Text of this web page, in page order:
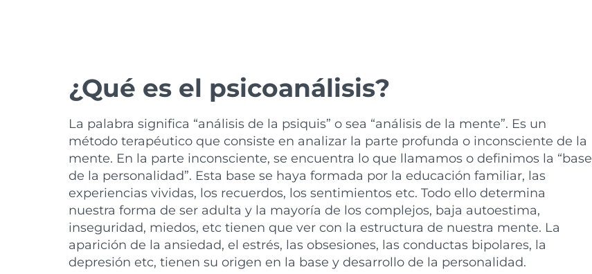
¿Qué es el psicoanálisis?
La palabra significa “análisis de la psiquis” o sea “análisis de la mente”. Es un
método terapéutico que consiste en analizar la parte profunda o inconsciente de la
mente. En la parte inconsciente, se encuentra lo que llamamos o definimos la “base
de la personalidad”. Esta base se haya formada por la educación familiar, las
experiencias vividas, los recuerdos, los sentimientos etc. Todo ello determina
nuestra forma de ser adulta y la mayoría de los complejos, baja autoestima,
inseguridad, miedos, etc tienen que ver con la estructura de nuestra mente. La
aparición de la ansiedad, el estrés, las obsesiones, las conductas bipolares, la
depresión etc, tienen su origen en la base y desarrollo de la personalidad.